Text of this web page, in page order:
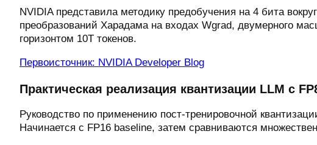
NVIDIA представила методику предобучения на 4 бита
преобразований Харадама на входах Wgrad, двумерного
горизонтом 10T токенов.
Первоисточник: NVIDIA Developer Blog
Практическая реализация квантизации LLM с
Руководство по применению пост-тренировочной
Начинается с FP16 baseline, затем сравниваются